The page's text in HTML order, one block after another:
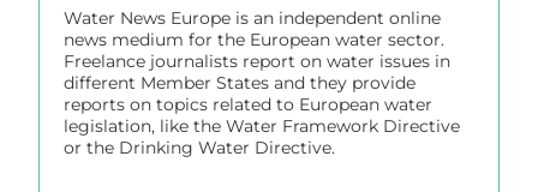
Water News Europe is an independent online
news medium for the European water sector.
Freelance journalists report on water issues in
different Member States and they provide
reports on topics related to European water
legislation, like the Water Framework Directive
or the Drinking Water Directive.